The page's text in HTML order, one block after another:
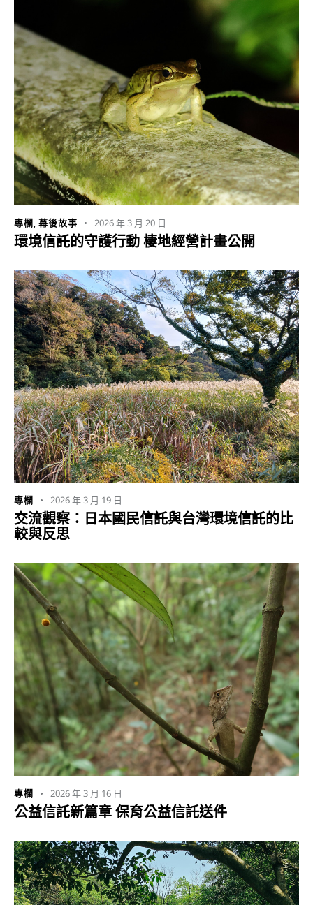
專欄 ,幕後故事 2026 年 3 月 20 日
環境信託的守護行動 棲地經營計畫公開
專欄 2026 年 3 月 19 日
交流觀察：日本國民信託與台灣環境信託的比
較與反思
專欄 2026 年 3 月 16 日
公益信託新篇章 保育公益信託送件